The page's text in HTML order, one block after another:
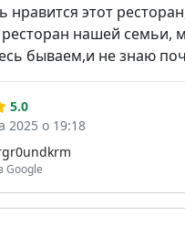
нравится этот
нашей семьи,
бываем,и не знаю
Google
5.0
2025 о 19:18